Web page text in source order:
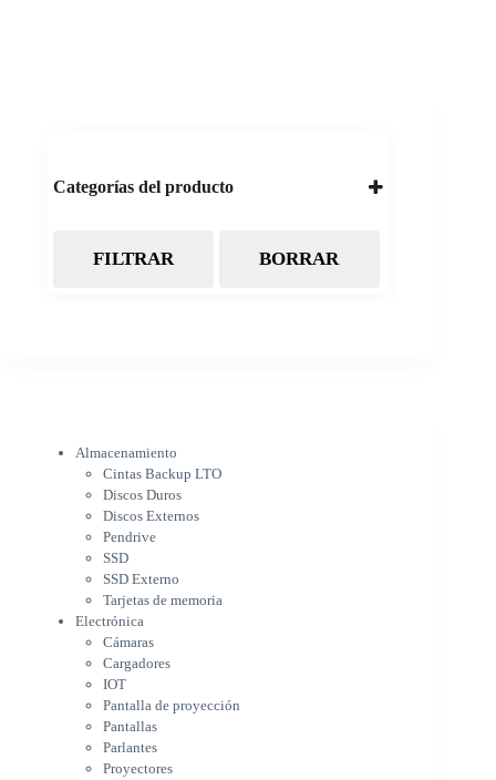
Categorías del producto
Almacenamiento
Cámaras
Cargadores
IOT
Pantalla de proyección
Parlantes
Proyectores
Relojes Inteligentes
Televisores
Gaming
Escritorios & Sillas
Hogar
Bebés & Niños
Conservadoras & Térmicos
Electrodomésticos
FILTRAR BORRAR
Almacenamiento
Cintas Backup LTO
Discos Duros
Discos Externos
Pendrive
SSD
SSD Externo
Tarjetas de memoria
Electrónica
Cámaras
Cargadores
IOT
Pantalla de proyección
Pantallas
Parlantes
Proyectores